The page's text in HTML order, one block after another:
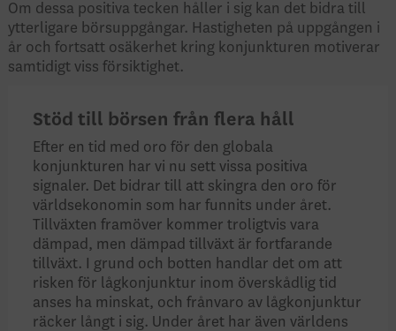
Om dessa positiva tecken håller i sig kan det bidra till
ytterligare börsuppgångar. Hastigheten på uppgången i
år och fortsatt osäkerhet kring konjunkturen motiverar
samtidigt viss försiktighet.
Stöd till börsen från flera håll
Efter en tid med oro för den globala
konjunkturen har vi nu sett vissa positiva
signaler. Det bidrar till att skingra den oro för
världsekonomin som har funnits under året.
Tillväxten framöver kommer troligtvis vara
dämpad, men dämpad tillväxt är fortfarande
tillväxt. I grund och botten handlar det om att
risken för lågkonjunktur inom överskådlig tid
anses ha minskat, och frånvaro av lågkonjunktur
räcker långt i sig. Under året har även världens